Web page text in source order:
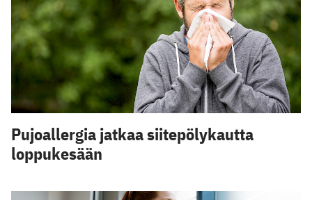
Pujoallergia jatkaa siitepölykautta
loppukesään